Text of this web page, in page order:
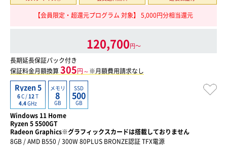
【会員限定・超還元プログラム 対象】 5,000円分相当還元
120,700円〜
長期延長保証パック付き
保証料金月額換算305円～※月額費用請求なし
Ryzen 5
6C / 12 T
4.4GHz
メモリ
8
GB
SSD
500
GB
Windows 11 Home
Ryzen 5 5500GT
Radeon Graphics※グラフィックスカードは搭載しておりません
8GB / AMD B550 / 300W 80PLUS BRONZE認証 TFX電源